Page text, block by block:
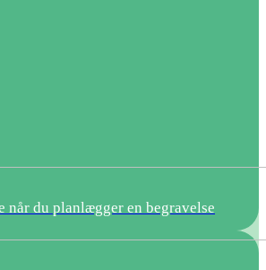
når du planlægger en begravelse